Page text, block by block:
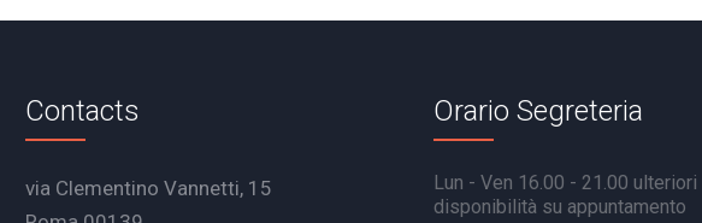
Contacts
via Clementino Vannetti, 15
Orario Segreteria
Lun - Ven 16.00 - 21.00 ulteriori
disponibilità su appuntamento